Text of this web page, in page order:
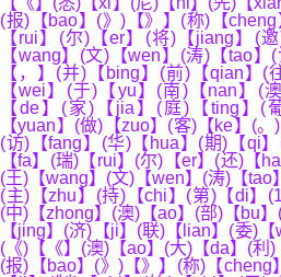
(报)【bao】(》)【》】(称)【
【rui】(尔)【er】(将)【jiang】(
【wang】(文)【wen】(涛)【tao
【，】(并)【bing】(前)【qian】(
【wei】(于)【yu】(南)【nan】(
【de】(家)【jia】(庭)【ting】(
【yuan】(做)【zuo】(客)【ke】(
(访)【fang】(华)【hua】(期)【qi
【fa】(瑞)【rui】(尔)【er】(还)【
(王)【wang】(文)【wen】(涛)【tao
(主)【zhu】(持)【chi】(第)【di】
(中)【zhong】(澳)【ao】(部)【bu
【jing】(济)【ji】(联)【lian】(委)
(《)【《】(澳)【ao】(大)【da】(利)
(报)【bao】(》)【》】(称)【cheng